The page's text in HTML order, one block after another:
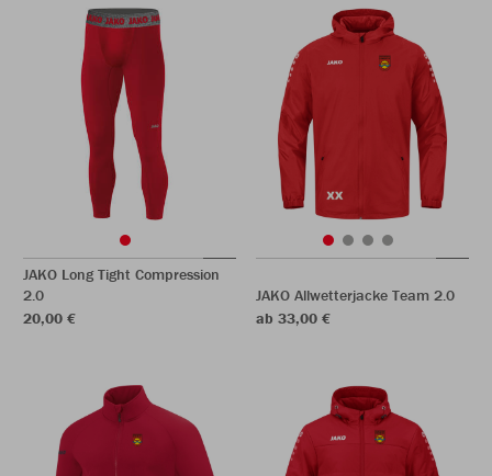
JAKO Long Tight Compression
2.0
20,00 €
JAKO Allwetterjacke Team 2.0
ab 33,00 €